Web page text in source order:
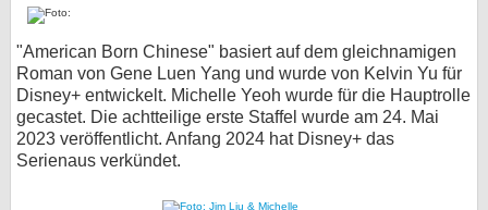
"American Born Chinese" basiert auf dem gleichnamigen
Roman von Gene Luen Yang und wurde von Kelvin Yu für
Disney+ entwickelt. Michelle Yeoh wurde für die Hauptrolle
gecastet. Die achtteilige erste Staffel wurde am 24. Mai
2023 veröffentlicht. Anfang 2024 hat Disney+ das
Serienaus verkündet.
SERVICE
Gewinnspiele
Forum